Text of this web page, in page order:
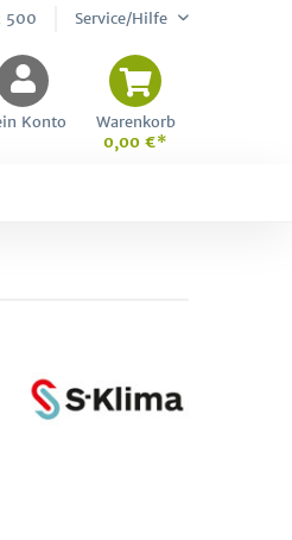
500 Service/Hilfe
Konto
Warenkorb
0,00 €*